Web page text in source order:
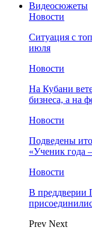
Видеосюжеты
Новости
Ситуация с
июля
Новости
На Кубани
бизнеса, а на
Новости
Подведены
«Ученик года
Новости
В преддверии
Prev Next